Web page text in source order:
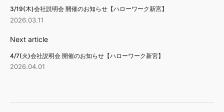
3/19(木)会社説明会 開催のお知らせ【ハローワーク新宮】
2026.03.11
Next article
4/7(火)会社説明会 開催のお知らせ【ハローワーク新宮】
2026.04.01